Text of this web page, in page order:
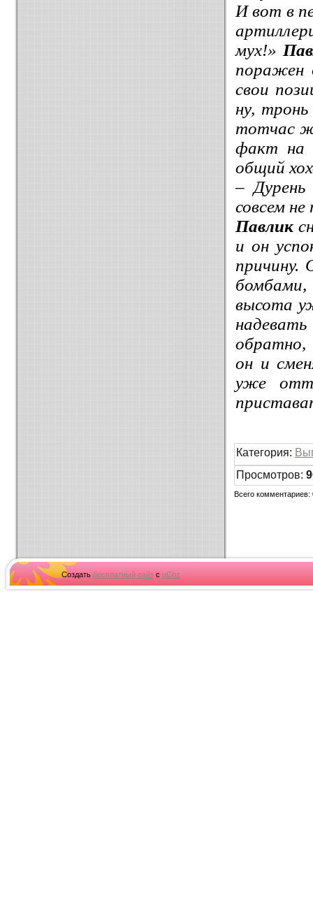
И вот в
мух!»
поражен
свои
ну,
тотчас
факт на
общий
–
совсем
Павлик
и он
причину.
высота
обратно,
он и
уже
Категория:
Просмотров:
Всего комментариев:
Создать бесплатный сайтс uCoz